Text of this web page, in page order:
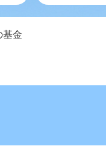
基金